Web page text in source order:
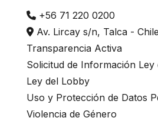
+56 71 220 0200
Av. Lircay s/n, Talca - Chile
Transparencia Activa
Solicitud de Información Ley
Ley del Lobby
Uso y Protección de Datos
Violencia de Género